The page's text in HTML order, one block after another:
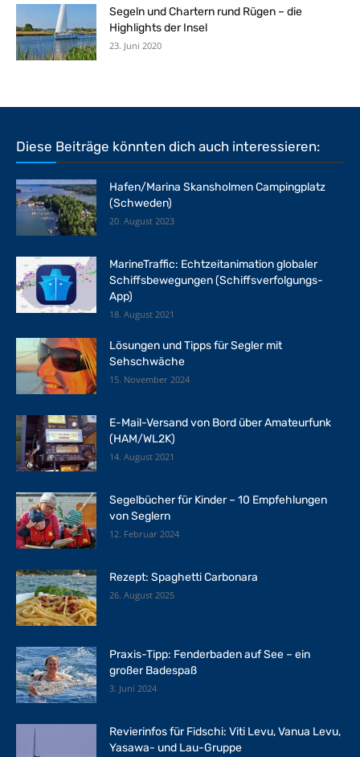
Segeln und Chartern rund Rügen – die
Highlights der Insel
23. Juni 2020
Diese Beiträge könnten dich auch interessieren:
Hafen/Marina Skansholmen Campingplatz
(Schweden)
20. August 2023
MarineTraffic: Echtzeitanimation globaler
Schiffsbewegungen (Schiffsverfolgungs-
App)
18. August 2021
Lösungen und Tipps für Segler mit
Sehschwäche
15. November 2024
E-Mail-Versand von Bord über Amateurfunk
(HAM/WL2K)
14. August 2021
Segelbücher für Kinder – 10 Empfehlungen
von Seglern
12. Februar 2024
Rezept: Spaghetti Carbonara
26. August 2025
Praxis-Tipp: Fenderbaden auf See – ein
großer Badespaß
3. Juni 2024
Revierinfos für Fidschi: Viti Levu, Vanua Levu,
Yasawa- und Lau-Gruppe